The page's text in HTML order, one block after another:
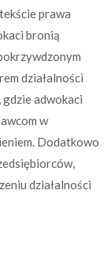
prawa
bronią
działalności
adwokaci
w
Dodatkowo
działalności